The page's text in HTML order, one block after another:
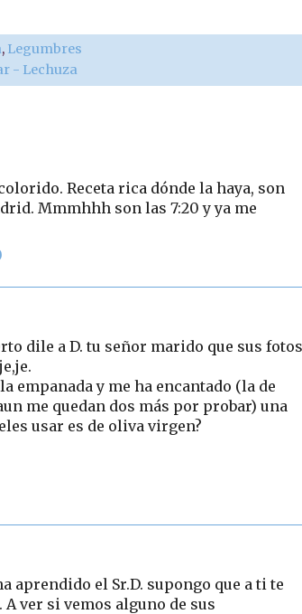
, Legumbres
- Lechuza
Receta rica dónde la haya, son
Mmmhhh son las 7:20 y ya me
dile a D. tu señor marido que sus fotos
empanada y me ha encantado (la de
me quedan dos más por probar) una
usar es de oliva virgen?
aprendido el Sr.D. supongo que a ti te
ver si vemos alguno de sus